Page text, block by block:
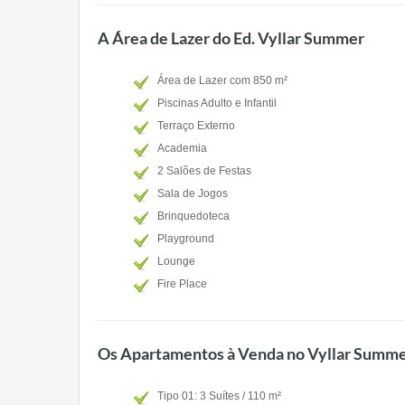
A Área de Lazer do Ed. Vyllar Summer
Área de Lazer com 850 m²
Piscinas Adulto e Infantil
Terraço Externo
Academia
2 Salões de Festas
Sala de Jogos
Brinquedoteca
Playground
Lounge
Fire Place
Os Apartamentos à Venda no Vyllar
Tipo 01: 3 Suítes / 110 m²